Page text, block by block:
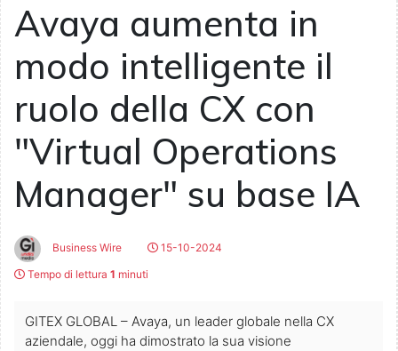
Avaya aumenta in
modo intelligente il
ruolo della CX con
"Virtual Operations
Manager" su base IA
Business Wire
15-10-2024
Tempo di lettura 1 minuti
GITEX GLOBAL – Avaya, un leader globale nella CX
aziendale, oggi ha dimostrato la sua visione